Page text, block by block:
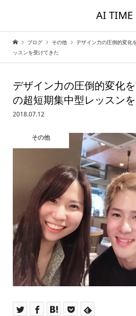
AI TIME
ブログ その他
デザイン力の圧倒的変化
ッスンを受けてきた
デザイン力の圧倒的変化
の超短期集中型レッスン
2018.07.12
その他